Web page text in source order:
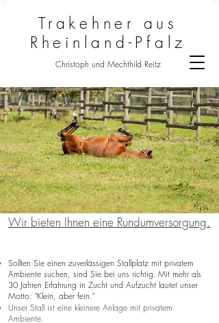
Trakehner aus
Rheinland-Pfalz
Christoph und Mechthild Reitz
Wir bieten Ihnen eine Rundumversorgung.​
Sollten Sie einen zuverlässigen Stallplatz mit privatem
Ambiente suchen, sind Sie bei uns richtig. Mit mehr als
30 Jahren Erfahrung in Zucht und Aufzucht lautet unser
Motto: "Klein, aber fein."
Unser Stall ist eine kleinere Anlage mit privatem
Ambiente.